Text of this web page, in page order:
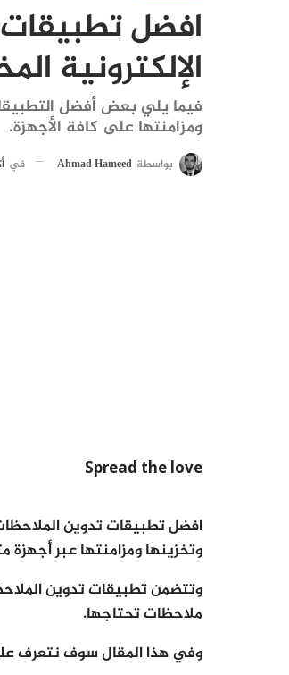
افضل
الإلكترونية
فيما يلي بعض أفضل
ومزامنتها على كافة الأجهزة.
بواسطة Ahmad Hameed في
Spread the love
افضل تطبيقات تدوين
وتخزينها ومزامنتها عبر أجهزة
وتتضمن تطبيقات تدوين
ملاحظات تحتاجها.
وفي هذا المقال سوف نتعرف